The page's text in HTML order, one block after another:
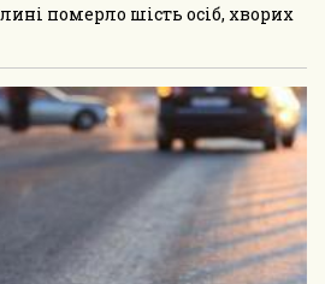
померло шість осіб, хворих